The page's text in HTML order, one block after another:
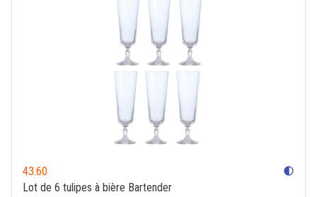
43.60 contrast
Lot de 6 tulipes à bière Bartender